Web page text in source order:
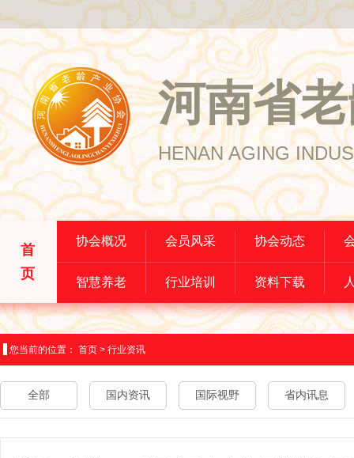
河南省
HENAN AGING
首
页
协会概况 会员风采 协会动态
智慧养老 行业培训 资料下载
您当前的位置： 首页 > 行业资讯
全部 国内资讯 国际视野 省内讯息